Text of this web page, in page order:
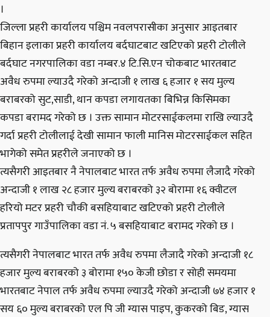
।
जिल्ला प्रहरी कार्यालय पश्चिम नवलपरासीका अनुसार आइतबार
बिहान इलाका प्रहरी कार्यालय बर्दघाटबाट खटिएको प्रहरी टोलीले
बर्दघाट नगरपालिका वडा नम्बर.४ टि.सि.एन चोकबाट भारतबाट
अवैध रुपमा ल्याउदै गरेको अन्दाजी १ लाख ६ हजार १ सय मुल्य
बराबरको सुट,साडी, थान कपडा लगायतका बिभिन्न किसिमका
कपडा बरामद गरेको छ । उक्त सामान मोटरसाईकलमा राखि ल्याउदै
गर्दा प्रहरी टोलीलाई देखी सामान फाली मानिस मोटरसाईकल सहित
भागेको समेत प्रहरीले जनाएको छ ।
त्यसैगरी आइतबार नै नेपालबाट भारत तर्फ अवैध रुपमा लैजादै गरेको
अन्दाजी १ लाख २८ हजार मुल्य बराबरको ३२ बोरामा १६ क्वीटल
हरियो मटर प्रहरी चौकी बसहियाबाट खटिएको प्रहरी टोलीले
प्रतापपुर गाउँपालिका वडा नं. ५ बसहियाबाट बरामद गरेको छ ।
त्यसैगरी नेपालबाट भारत तर्फ अवैध रुपमा लैजादै गरेको अन्दाजी १८
हजार मुल्य बराबरको ३ बोरामा १५० केजी छोडा र सोही समयमा
भारतबाट नेपाल तर्फ अवैध रुपमा ल्याउदै गरेको अन्दाजी ७४ हजार १
सय ६० मुल्य बराबरको एल पि जी ग्यास पाइप, कुकरको बिड, ग्यास